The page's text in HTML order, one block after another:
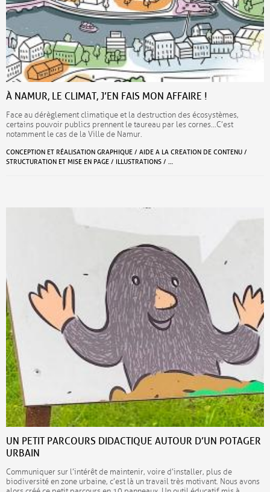
À NAMUR, LE CLIMAT, J’EN FAIS MON AFFAIRE !
Face au dérèglement climatique et la destruction des écosystèmes,
certains pouvoir publics prennent le taureau par les cornes…C’est
notamment le cas de la Ville de Namur.
CONCEPTION ET RÉALISATION GRAPHIQUE / AIDE A LA CREATION DE CONTENU /
STRUCTURATION ET MISE EN PAGE / ILLUSTRATIONS / …
UN PETIT PARCOURS DIDACTIQUE AUTOUR D’UN POTAGER
URBAIN
Communiquer sur l’intérêt de maintenir, voire d’installer, plus de
biodiversité en zone urbaine, c’est là un travail très motivant. Nous avons